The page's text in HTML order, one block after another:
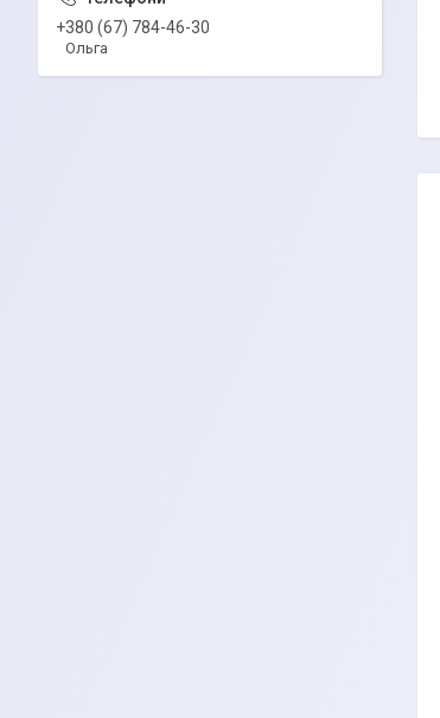
+380 (67) 784-46-30
Ольга